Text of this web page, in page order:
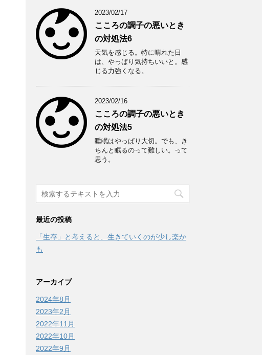
2023/02/17
こころの調子の悪いとき
の対処法6
天気を感じる。特に晴れた日
は、やっぱり気持ちいいと。感
じる力強くなる。
2023/02/16
こころの調子の悪いとき
の対処法5
睡眠はやっぱり大切。でも、き
ちんと眠るのって難しい。って
思う。
最近の投稿
「生存」と考えると、生きていくのが少し楽か
も
アーカイブ
2024年8月
2023年2月
2022年11月
2022年10月
2022年9月